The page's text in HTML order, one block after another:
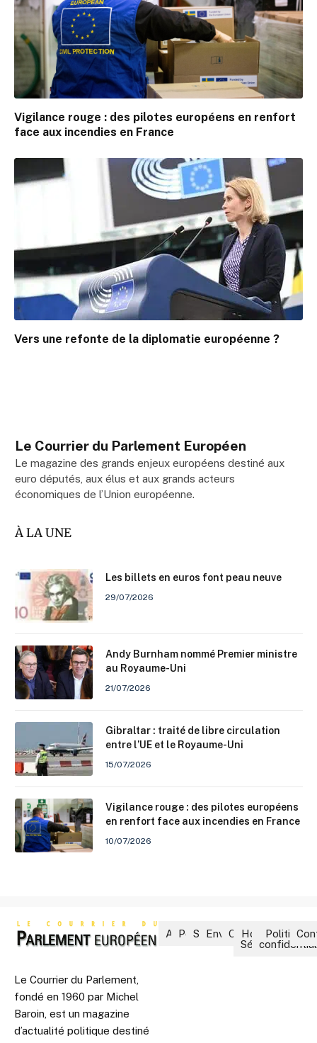
Vigilance rouge : des pilotes européens en renfort
face aux incendies en France
Vers une refonte de la diplomatie européenne ?
Le Courrier du Parlement Européen
Le magazine des grands enjeux européens destiné aux
euro députés, aux élus et aux grands acteurs
économiques de l’Union européenne.
À LA UNE
Les billets en euros font peau neuve
29/07/2026
Andy Burnham nommé Premier ministre
au Royaume-Uni
21/07/2026
Gibraltar : traité de libre circulation
entre l’UE et le Royaume-Uni
15/07/2026
Vigilance rouge : des pilotes européens
en renfort face aux incendies en France
10/07/2026
Le Courrier du Parlement,
fondé en 1960 par Michel
Baroin, est un magazine
d’actualité politique destiné
Accueil
Politique
Société
Environnement
CultureHors-
Séries
Politique